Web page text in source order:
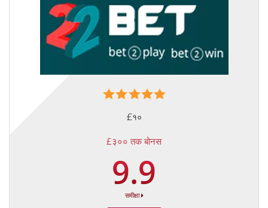
£१०
£३०० तक बोनस
9.9
समीक्षा